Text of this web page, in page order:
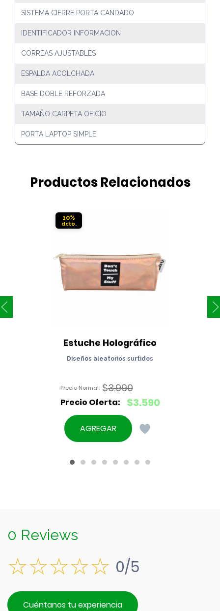
SISTEMA CIERRE PORTA CANDADO
IDENTIFICADOR INFORMACION
CORREAS AJUSTABLES
ESPALDA ACOLCHADA
BASE DOBLE REFORZADA
TAMAÑO CARPETA OFICIO
PORTA LAPTOP SIMPLE
Productos Relacionados
10%
Estuche Holográfico
Diseños aleatorios surtidos
$3.990
El
precio
original
$3.590
El
precio
actual
$3.590.
AGREGAR
0 Reviews
0/5
Cuéntanos tu experiencia